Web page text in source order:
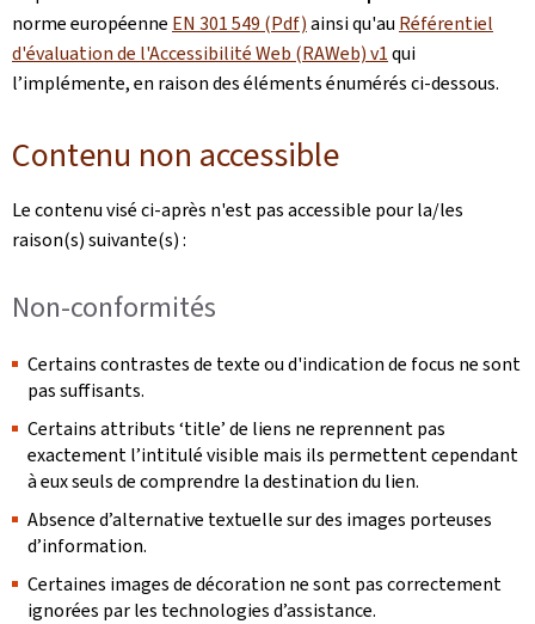
norme européenne EN 301 549 (Pdf)ainsi qu'au Référentiel
d'évaluation de l'Accessibilité Web (RAWeb) v1qui
l’implémente, en raison des éléments énumérés ci-dessous.
Contenu non accessible
Le contenu visé ci-après n'est pas accessible pour la/les
raison(s) suivante(s) :
Non-conformités
Certains contrastes de texte ou d'indication de focus ne sont
pas suffisants.
Certains attributs ‘title’ de liens ne reprennent pas
exactement l’intitulé visible mais ils permettent cependant
à eux seuls de comprendre la destination du lien.
Absence d’alternative textuelle sur des images porteuses
d’information.
Certaines images de décoration ne sont pas correctement
ignorées par les technologies d’assistance.